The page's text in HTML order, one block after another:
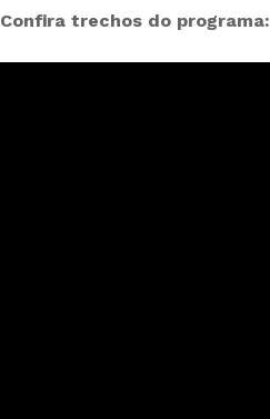
Confira trechos do programa: